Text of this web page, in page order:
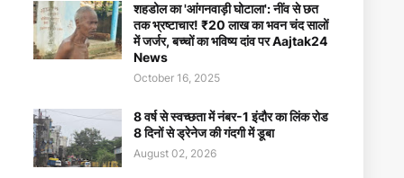
शहडोल का 'आंगनवाड़ी घोटाला': नींव से छत
तक भ्रष्टाचार! ₹20 लाख का भवन चंद सालों
में जर्जर, बच्चों का भविष्य दांव पर Aajtak24
News
October 16, 2025
8 वर्ष से स्वच्छता में नंबर-1 इंदौर का लिंक रोड
8 दिनों से ड्रेनेज की गंदगी में डूबा
August 02, 2026